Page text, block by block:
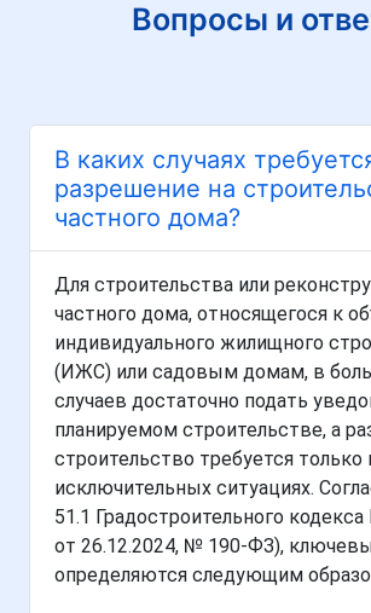
Вопросы и
В каких случаях
разрешение на
частного дома?
Для строительства или
частного дома, относящегося к
индивидуального жилищного
(ИЖС) или садовым домам, в
случаев достаточно подать
планируемом строительстве, а
строительство требуется только
исключительных ситуациях.
51.1 Градостроительного
от 26.12.2024, № 190-ФЗ),
определяются следующим